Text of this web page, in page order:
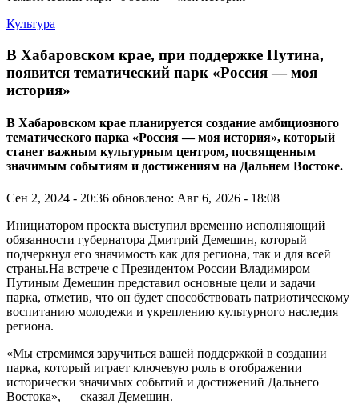
Культура
В Хабаровском крае, при поддержке Путина,
появится тематический парк «Россия — моя
история»
В Хабаровском крае планируется создание амбициозного
тематического парка «Россия — моя история», который
станет важным культурным центром, посвященным
значимым событиям и достижениям на Дальнем Востоке.
Сен 2, 2024 - 20:36 обновлено: Авг 6, 2026 - 18:08
Инициатором проекта выступил временно исполняющий
обязанности губернатора Дмитрий Демешин, который
подчеркнул его значимость как для региона, так и для всей
страны.На встрече с Президентом России Владимиром
Путиным Демешин представил основные цели и задачи
парка, отметив, что он будет способствовать патриотическому
воспитанию молодежи и укреплению культурного наследия
региона.
«Мы стремимся заручиться вашей поддержкой в создании
парка, который играет ключевую роль в отображении
исторически значимых событий и достижений Дальнего
Востока», — сказал Демешин.